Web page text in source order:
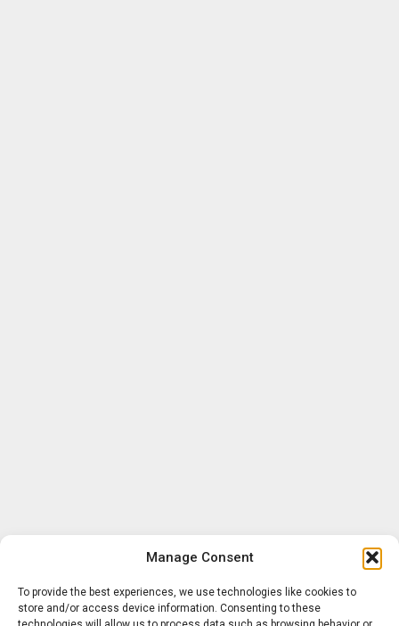
Manage Consent
To provide the best experiences, we use technologies like cookies to
store and/or access device information. Consenting to these